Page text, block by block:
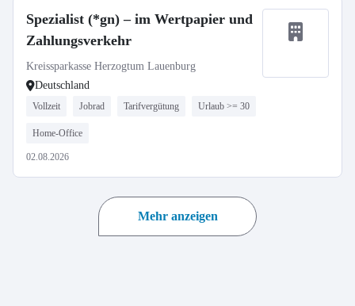
Spezialist (*gn) – im Wertpapier und
Zahlungsverkehr
Kreissparkasse Herzogtum Lauenburg
Deutschland
Vollzeit Jobrad Tarifvergütung Urlaub >= 30
Home-Office
02.08.2026
Mehr anzeigen